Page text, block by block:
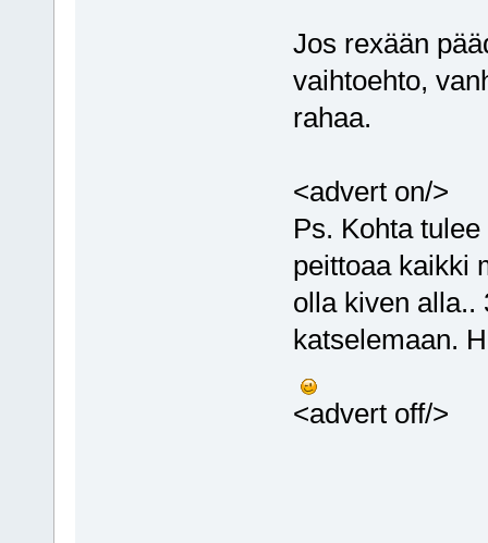
Jos rexään
vaihtoehto,
rahaa.
<advert on/>
Ps. Kohta
peittoaa kaikki
olla kiven alla..
katselemaan.
<advert off/>